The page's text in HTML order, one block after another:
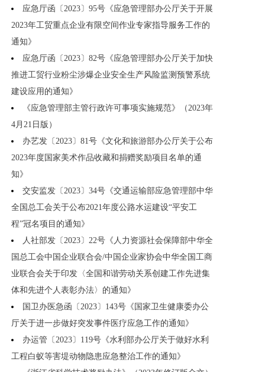
应急厅函〔2023〕95号《应急管理部办公厅关于开展
2023年工贸重点企业有限空间作业专家指导服务工作的
通知》
应急厅函〔2023〕82号《应急管理部办公厅关于加快
推进工贸行业粉尘涉爆企业安全生产风险监测预警系统
建设应用的通知》
《应急管理部主管行政许可事项实施规范》（2023年
4月21日版）
办艺发〔2023〕81号《文化和旅游部办公厅关于公布
2023年度国家美术作品收藏和捐赠奖励项目名单的通
知》
交安监发〔2023〕34号《交通运输部应急管理部中华
全国总工会关于公布2021年度公路水运建设“平安工
程”冠名项目的通知》
人社部发〔2023〕22号《人力资源社会保障部中华全
国总工会中国企业联合会/中国企业家协会中华全国工商
业联合会关于印发〈全国和谐劳动关系创建工作先进集
体和先进个人表彰办法〉的通知》
国卫办医急函〔2023〕143号《国家卫生健康委办公
厅关于进一步做好突发事件医疗应急工作的通知》
办运管〔2023〕119号《水利部办公厅关于做好水利
工程白蚁等害堤动物隐患应急整治工作的通知》